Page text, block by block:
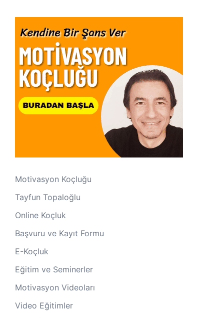
Motivasyon Koçluğu
Tayfun Topaloğlu
Online Koçluk
Başvuru ve Kayıt Formu
E-Koçluk
Eğitim ve Seminerler
Motivasyon Videoları
Video Eğitimler